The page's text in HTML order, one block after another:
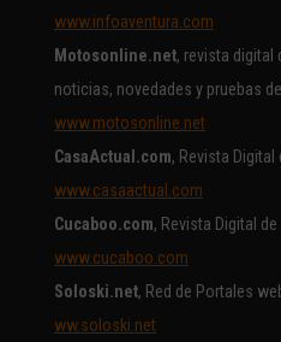
www.infoaventura.com
Motosonline.net, revista
noticias, novedades y pruebas
www.motosonline.net
CasaActual.com, Revista Digital
www.casaactual.com
Cucaboo.com, Revista Digital
www.cucaboo.com
Soloski.net, Red de Portales
ww.soloski.net